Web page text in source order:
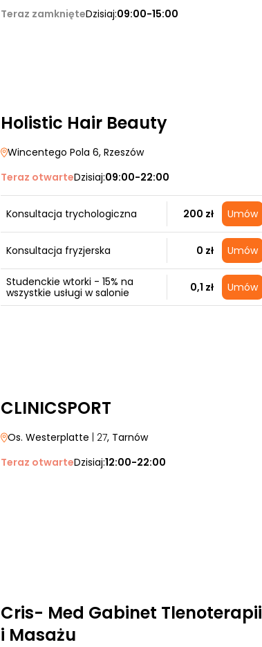
Teraz zamknięteDzisiaj:09:00-15:00
Holistic Hair Beauty
Wincentego Pola 6, Rzeszów
Teraz otwarteDzisiaj:09:00-22:00
Konsultacja trychologiczna 200 zł Umów
Konsultacja fryzjerska 0 zł Umów
Studenckie wtorki - 15% na
wszystkie usługi w salonie
0,1 zł Umów
CLINICSPORT
Os. Westerplatte | 27, Tarnów
Teraz otwarteDzisiaj:12:00-22:00
Cris- Med Gabinet Tlenoterapii
i Masażu